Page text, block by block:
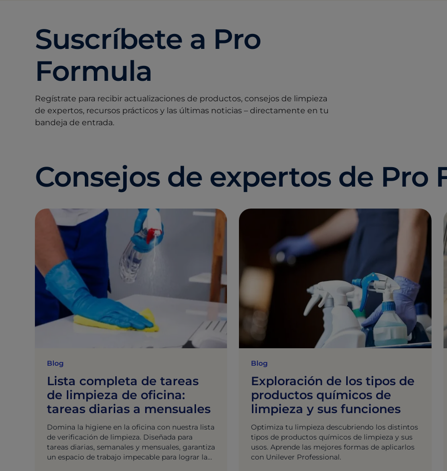
Suscríbete a Pro
Formula
Regístrate para recibir actualizaciones de productos, consejos de limpieza
de expertos, recursos prácticos y las últimas noticias – directamente en tu
bandeja de entrada.
Consejos de expertos de Pro
Blog
Lista completa de tareas
de limpieza de oficina:
tareas diarias a mensuales
Domina la higiene en la oficina con nuestra lista
de verificación de limpieza. Diseñada para
tareas diarias, semanales y mensuales, garantiza
un espacio de trabajo impecable para lograr la
Blog
Exploración de los tipos de
productos químicos de
limpieza y sus funciones
Optimiza tu limpieza descubriendo los distintos
tipos de productos químicos de limpieza y sus
usos. Aprende las mejores formas de aplicarlos
con Unilever Professional.